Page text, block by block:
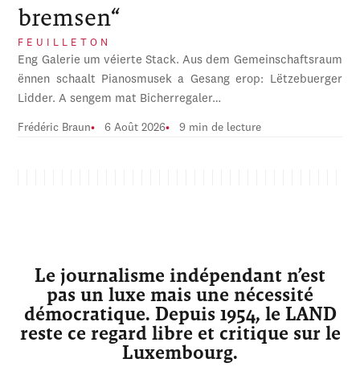
bremsen“
FEUILLETON
Eng Galerie um véierte Stack. Aus dem Gemeinschaftsraum
ënnen schaalt Pianosmusek a Gesang erop: Lëtzebuerger
Lidder. A sengem mat Bicherregaler…
Frédéric Braun 6 Août 2026 9 min de lecture
Le journalisme indépendant n’est
pas un luxe mais une nécessité
démocratique. Depuis 1954, le LAND
reste ce regard libre et critique sur le
Luxembourg.